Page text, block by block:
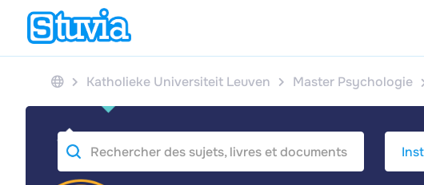
Katholieke Universiteit Leuven Master Psychologie